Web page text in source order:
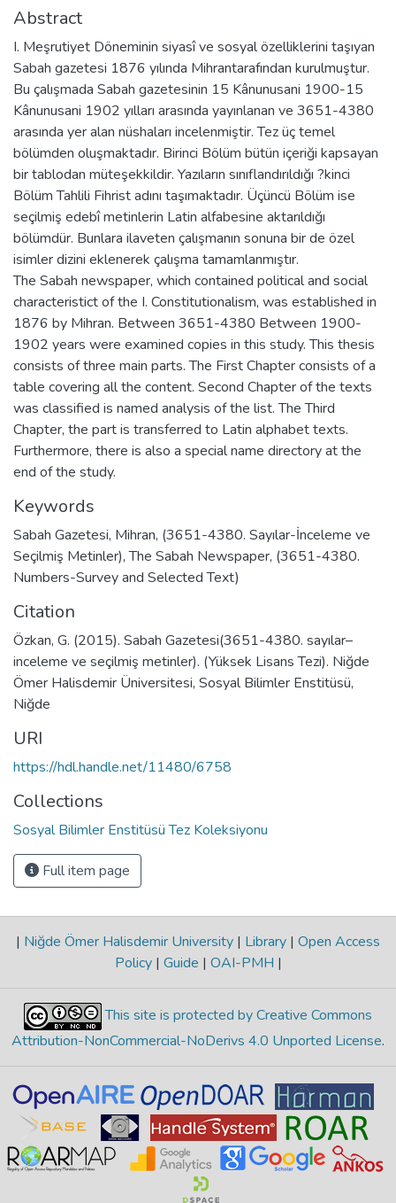
Abstract
I. Meşrutiyet Döneminin siyasî ve sosyal özelliklerini taşıyan
Sabah gazetesi 1876 yılında Mihrantarafından kurulmuştur.
Bu çalışmada Sabah gazetesinin 15 Kânunusani 1900-15
Kânunusani 1902 yılları arasında yayınlanan ve 3651-4380
arasında yer alan nüshaları incelenmiştir. Tez üç temel
bölümden oluşmaktadır. Birinci Bölüm bütün içeriği kapsayan
bir tablodan müteşekkildir. Yazıların sınıflandırıldığı ?kinci
Bölüm Tahlili Fihrist adını taşımaktadır. Üçüncü Bölüm ise
seçilmiş edebî metinlerin Latin alfabesine aktarıldığı
bölümdür. Bunlara ilaveten çalışmanın sonuna bir de özel
isimler dizini eklenerek çalışma tamamlanmıştır.
The Sabah newspaper, which contained political and social
characteristict of the I. Constitutionalism, was established in
1876 by Mihran. Between 3651-4380 Between 1900-
1902 years were examined copies in this study. This thesis
consists of three main parts. The First Chapter consists of a
table covering all the content. Second Chapter of the texts
was classified is named analysis of the list. The Third
Chapter, the part is transferred to Latin alphabet texts.
Furthermore, there is also a special name directory at the
end of the study.
Keywords
Sabah Gazetesi, Mihran, (3651-4380. Sayılar-İnceleme ve
Seçilmiş Metinler),The Sabah Newspaper, (3651-4380.
Numbers-Survey and Selected Text)
Citation
Özkan, G. (2015). Sabah Gazetesi(3651-4380. sayılar–
inceleme ve seçilmiş metinler). (Yüksek Lisans Tezi). Niğde
Ömer Halisdemir Üniversitesi, Sosyal Bilimler Enstitüsü,
Niğde
URI
https://hdl.handle.net/11480/6758
Collections
Sosyal Bilimler Enstitüsü Tez Koleksiyonu
Full item page
| Niğde Ömer Halisdemir University | Library | Open Access
Policy | Guide | OAI-PMH |
This site is protected by Creative Commons
Attribution-NonCommercial-NoDerivs 4.0 Unported License.